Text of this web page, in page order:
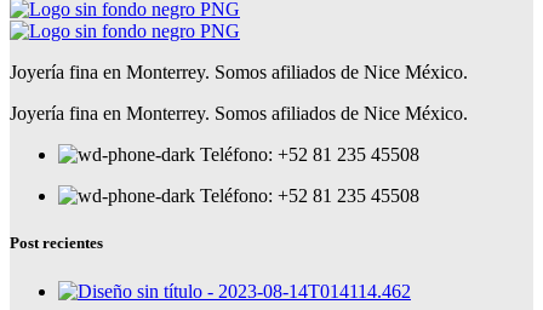
Joyería fina en Monterrey. Somos afiliados de Nice México.
Joyería fina en Monterrey. Somos afiliados de Nice México.
Teléfono: +52 81 235 45508
Teléfono: +52 81 235 45508
Post recientes